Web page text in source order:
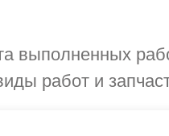
выполненных
работ и